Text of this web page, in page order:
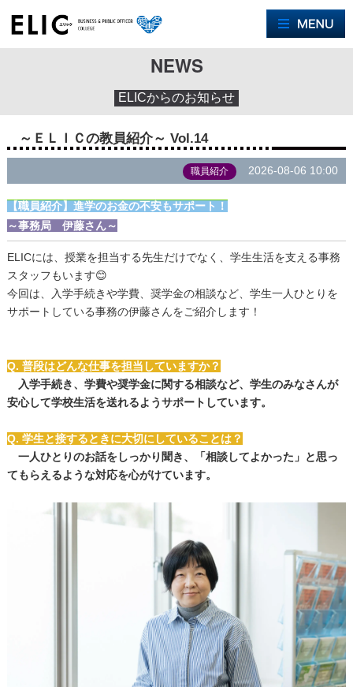
NEWS
ELICからのお知らせ
～ＥＬＩＣの教員紹介～ Vol.14
職員紹介 2026-08-06 10:00
【職員紹介】進学のお金の不安もサポート！
～事務局 伊藤さん～
ELICには、授業を担当する先生だけでなく、学生生活を支える事務
スタッフもいます😊
今回は、入学手続きや学費、奨学金の相談など、学生一人ひとりを
サポートしている事務の伊藤さんをご紹介します！
Q. 普段はどんな仕事を担当していますか？
入学手続き、学費や奨学金に関する相談など、学生のみなさんが
安心して学校生活を送れるようサポートしています。
Q. 学生と接するときに大切にしていることは？
一人ひとりのお話をしっかり聞き、「相談してよかった」と思っ
てもらえるような対応を心がけています。